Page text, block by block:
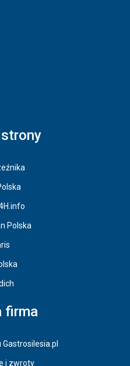
Polska
firma
i zwroty